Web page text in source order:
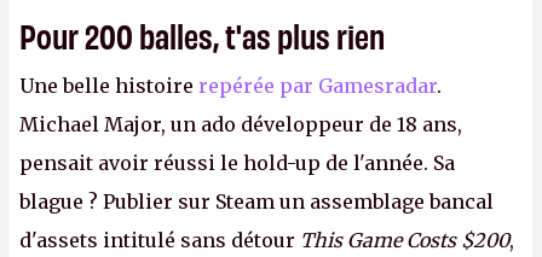
Pour 200 balles, t'as plus rien
Une belle histoire repérée par Gamesradar.
Michael Major, un ado développeur de 18 ans,
pensait avoir réussi le hold-up de l'année. Sa
blague ? Publier sur Steam un assemblage bancal
d'assets intitulé sans détour This Game Costs $200,